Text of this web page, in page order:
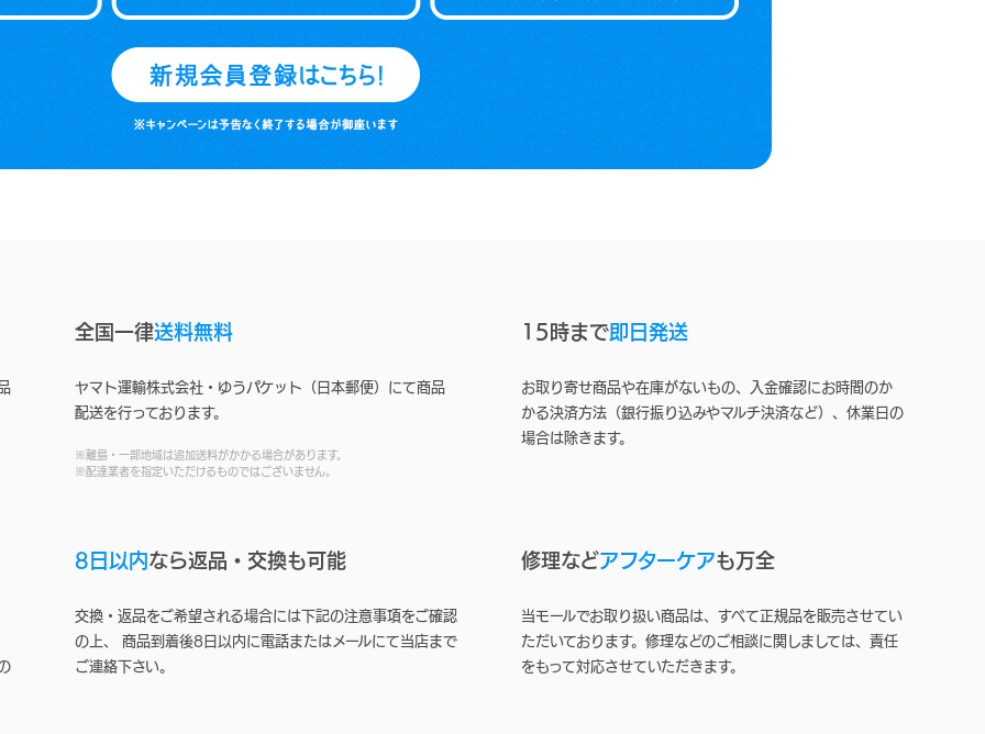
全国一律送料無料
ヤマト運輸株式会社・ゆうパケット（日本郵便）にて商品
配送を行っております。
※離島・一部地域は追加送料がかかる場合があります。
※配達業者を指定いただけるものではございません。
15時まで即日発送
お取り寄せ商品や在庫がないもの、入金確認にお時間のか
かる決済方法（銀行振り込みやマルチ決済など）、休業日の
場合は除きます。
8日以内なら返品・交換も可能
交換・返品をご希望される場合には下記の注意事項をご確認
の上、 商品到着後8日以内に電話またはメールにて当店まで
ご連絡下さい。
修理などアフターケアも万全
当モールでお取り扱い商品は、すべて正規品を販売させてい
ただいております。修理などのご相談に関しましては、責任
をもって対応させていただきます。